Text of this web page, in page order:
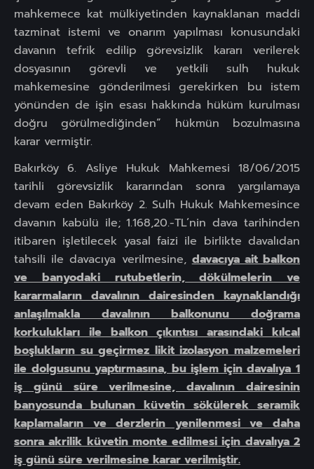
mahkemece kat mülkiyetinden kaynaklanan maddi
tazminat istemi ve onarım yapılması konusundaki
davanın tefrik edilip görevsizlik kararı verilerek
dosyasının görevli ve yetkili sulh hukuk
mahkemesine gönderilmesi gerekirken bu istem
yönünden de işin esası hakkında hüküm kurulması
doğru görülmediğinden” hükmün bozulmasına
karar vermiştir.
Bakırköy 6. Asliye Hukuk Mahkemesi 18/06/2015
tarihli görevsizlik kararından sonra yargılamaya
devam eden Bakırköy 2. Sulh Hukuk Mahkemesince
davanın kabülü ile; 1.168,20.-TL’nin dava tarihinden
itibaren işletilecek yasal faizi ile birlikte davalıdan
tahsili ile davacıya verilmesine, davacıya ait balkon
ve banyodaki rutubetlerin, dökülmelerin ve
kararmaların davalının dairesinden kaynaklandığı
anlaşılmakla davalının balkonunu doğrama
korkulukları ile balkon çıkıntısı arasındaki kılcal
boşlukların su geçirmez likit izolasyon malzemeleri
ile dolgusunu yaptırmasına, bu işlem için davalıya 1
iş günü süre verilmesine, davalının dairesinin
banyosunda bulunan küvetin sökülerek seramik
kaplamaların ve derzlerin yenilenmesi ve daha
sonra akrilik küvetin monte edilmesi için davalıya 2
iş günü süre verilmesine karar verilmiştir.